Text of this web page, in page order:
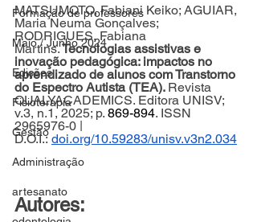
Formação de professores
Maio / Junho 2024
Edições
Fisioterapia
Gestão
Administração
artesanato
MATSUMOTO, Fabiani Keiko; AGUIAR,
Maria Neuma Gonçalves;
RODRIGUES, Fabiana
Martins. Tecnologias assistivas e
inovação pedagógica: impactos no
aprendizado de alunos com Transtorno
do Espectro Autista (TEA). Revista
QUALYACADEMICS. Editora UNISV;
v.3, n.1, 2025; p. 869-894. ISSN
2965976-0 |
D.O.I.: doi.org/10.59283/unisv.v3n2.034
Autores: